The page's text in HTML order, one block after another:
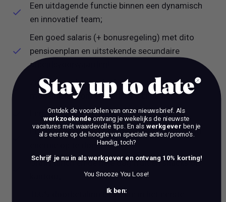
Een uitdagende functie binnen een dynamisch
en innovatief team;
Een goed salaris (+ bonusregeling) met dito
pensioenplan en uitstekende secundaire
arbeidsvoorwaarden!
26 vakantiedagen obv fulltime, met de
mogelijkheid om er jaarlijks 5 bij te kopen;
Een leaseauto;
Een energy day per jaar die je kan inzetten om
energie op te doen;
Gratis lunch en de hele dag fruit en snacks op
100% doorbetaling bij ziekte in het eerste
Stay up to date
Ontdek de voordelen van onze nieuwsbrief. Als
werkzoekendeontvang je wekelijks de nieuwste
vacatures mét waardevolle tips. En als werkgever ben je
als eerste op de hoogte van speciale acties/promo's.
Handig, toch?
Schrijf je nu in als werkgever en ontvang 10% korting!
You Snooze You Lose!
Ik ben: